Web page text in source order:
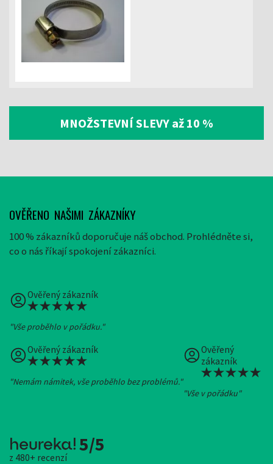
MNOŽSTEVNÍ SLEVY až 10 %
OVĚŘENO NAŠIMI ZÁKAZNÍKY
100 % zákazníků doporučuje náš obchod. Prohlédněte si,
co o nás říkají spokojení zákazníci.
Ověřený zákazník
"Vše proběhlo v pořádku."
Ověřený zákazník
"Nemám námitek, vše proběhlo bez problémů."
Ověřený
zákazník
"Vše v pořádku"
5/5
z 480+ recenzí